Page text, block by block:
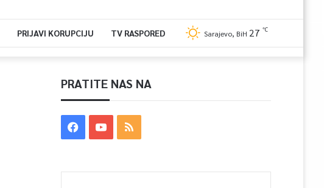
PRIJAVI KORUPCIJU TV RASPORED Sarajevo, BiH 27 ℃
PRATITE NAS NA